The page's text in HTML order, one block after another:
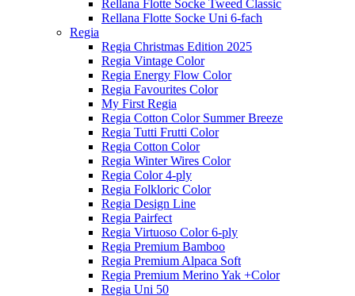
Rellana Flotte Socke Tweed Classic
Rellana Flotte Socke Uni 6-fach
Regia
Regia Christmas Edition 2025
Regia Vintage Color
Regia Energy Flow Color
Regia Favourites Color
My First Regia
Regia Cotton Color Summer Breeze
Regia Tutti Frutti Color
Regia Cotton Color
Regia Winter Wires Color
Regia Color 4-ply
Regia Folkloric Color
Regia Design Line
Regia Pairfect
Regia Virtuoso Color 6-ply
Regia Premium Bamboo
Regia Premium Alpaca Soft
Regia Premium Merino Yak +Color
Regia Uni 50